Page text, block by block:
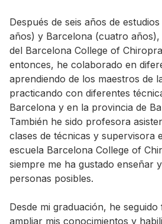
Después de seis años de
años) y Barcelona (cuatro años),
del Barcelona College of
entonces, he colaborado en
aprendiendo de los maestros de
practicando con diferentes
Barcelona y en la provincia de
También he sido profesora
clases de técnicas y supervisora
escuela Barcelona College of
siempre me ha gustado enseñar
personas posibles.
Desde mi graduación, he
ampliar mis conocimientos y